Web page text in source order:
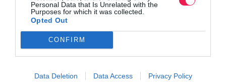
Personal Data that Is Unrelated with the
Purposes for which it was collected.
Opted Out
CONFIRM
Data Deletion Data Access Privacy Policy